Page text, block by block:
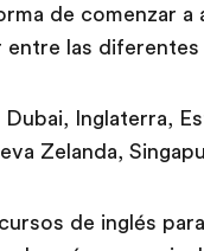
de comenzar
entre las
Dubai, Inglaterra,
Zelanda,
de inglés